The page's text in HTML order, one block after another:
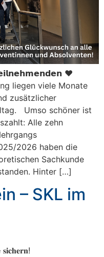
❤️
liegen viele Monate
zusätzlicher
Umso schöner ist
Alle zehn
2026 haben die
Sachkunde
Hinter […]
– SKL im
𝐬𝐢𝐜𝐡𝐞𝐫𝐧!